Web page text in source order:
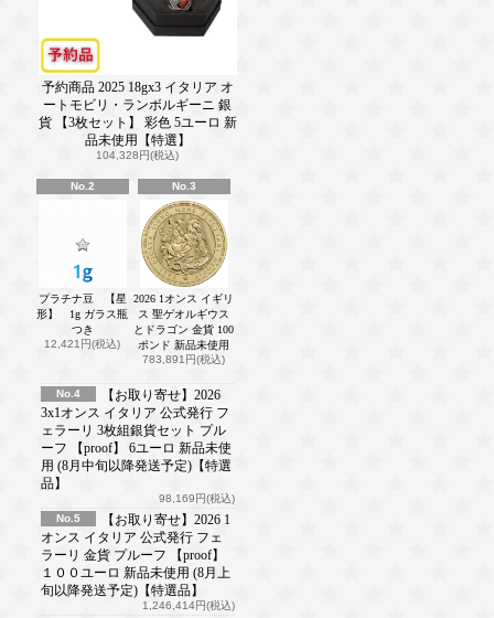
予約商品 2025 18gx3 イタリア オ
ートモビリ・ランボルギーニ 銀
貨 【3枚セット】 彩色 5ユーロ 新
品未使用【特選】
104,328円(税込)
No.2
プラチナ豆 【星
形】 1g ガラス瓶
つき
12,421円(税込)
No.3
2026 1オンス イギリ
ス 聖ゲオルギウス
とドラゴン 金貨 100
ポンド 新品未使用
783,891円(税込)
No.4
【お取り寄せ】2026
3x1オンス イタリア 公式発行 フ
ェラーリ 3枚組銀貨セット プル
ーフ 【proof】 6ユーロ 新品未使
用 (8月中旬以降発送予定)【特選
品】
98,169円(税込)
No.5
【お取り寄せ】2026 1
オンス イタリア 公式発行 フェ
ラーリ 金貨 プルーフ 【proof】
１００ユーロ 新品未使用 (8月上
旬以降発送予定)【特選品】
1,246,414円(税込)